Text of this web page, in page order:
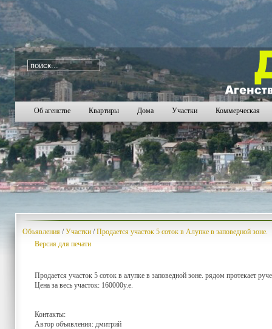
i=473
13351336 1337 1339 1340 1341
Об агенстве Квартиры Дома Участки Коммерческая
Объявления /Участки /Продается участок 5 соток в Алупке в заповедной зоне.
Версия для печати
Продается участок 5 соток в алупке в заповедной зоне. рядом протекает
Цена за весь участок: 160000у.е.
Контакты:
Автор объявления: дмитрий